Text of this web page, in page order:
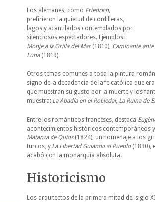
Los alemanes, como Friedrich,
prefirieron la quietud de cordilleras,
lagos y acantilados contemplados por
silenciosos espectadores. Ejemplos:
Monje a la Orilla del Mar(1810), Caminante
Luna(1819).
Otros temas comunes a toda la pintura
signo de la decadencia de la fe católica que
que muestran su gusto por la muerte y los
muestra: La Abadía en el Robledal, La Ruina de
Entre los románticos franceses, destaca
acontecimientos históricos contemporáneos
Matanza de Quíos(1824), un homenaje a los
turcos, y La Libertad Guiando al Pueblo(1830),
acabó con la monarquía absoluta.
Historicismo
Los arquitectos de la primera mitad del siglo